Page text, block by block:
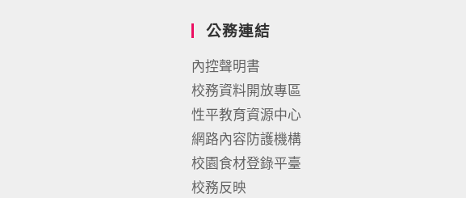
公務連結
內控聲明書
校務資料開放專區
性平教育資源中心
網路內容防護機構
校園食材登錄平臺
校務反映